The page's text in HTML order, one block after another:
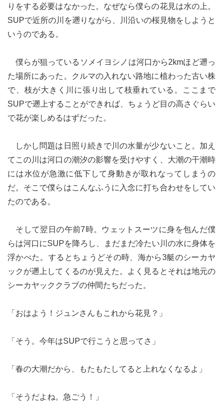
ノミスタイル] 公式twitterペ
style[イエノミスタイル] 公式
りをする必要はなかった。なぜなら僕らの花見は水の上。
SUPで近所の川を遡りながら、川沿いの桜見物をしようと
いうのである。
僕らが狙っているソメイヨシノは河口から2kmほど遡っ
た場所にあった。クルマの入れない路地に植わった古い株
で、枝が大きく川に張り出して枝垂れている。ここまで
SUPで遡上することができれば、ちょうど目の高さぐらい
で花が楽しめるはずだった。
しかし問題は日照り続きで川の水量が少ないこと。加え
てこの川は河口の潮汐の影響を受けやすく、大潮の干潮時
には水位が急激に低下して身動きが取れなってしまうの
だ。そこで僕らはこんなふうに入念に打ち合わせをしてい
たのである。
そして翌日の午前7時。ウェットスーツに身を包んだ僕
らは河口にSUPを降ろし、まだまだ冷たい川の水に身体を
浮かべた。するとちょうどその時、海から3艇のシーカヤ
ックが遡上してくるのが見えた。よく見るとそれは地元の
シーカヤッククラブの仲間たちだった。
「おはよう！ジュンさんもこれから花見？」
「そう。今年はSUPで行こうと思ってさ」
「春の大潮だから、もたもたしてると上れなくなるよ」
「そうだよね。急ごう！」